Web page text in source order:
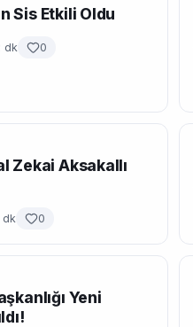
Sis Etkili Oldu
dk 0
Zekai Aksakallı
dk 0
Yeni